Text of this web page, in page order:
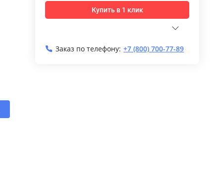
Купить в 1 клик
Заказ по телефону: +7 (800) 700-77-89